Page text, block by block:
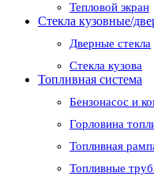
Тепловой экран
Стекла кузовные/
Дверные стекла
Стекла кузова
Топливная система
Бензонасос и
Горловина
Топливная
Топливные